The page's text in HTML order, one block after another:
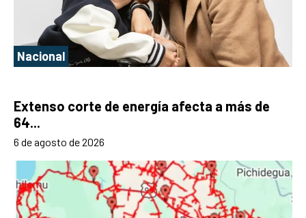
Nacional
Extenso corte de energía afecta a más de
64...
6 de agosto de 2026